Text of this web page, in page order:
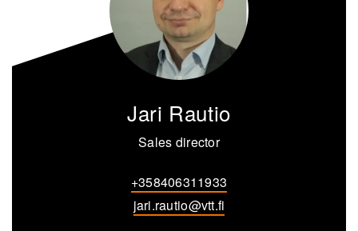
Jari Rautio
Sales director
+358406311933
jari.rautio@vtt.fi